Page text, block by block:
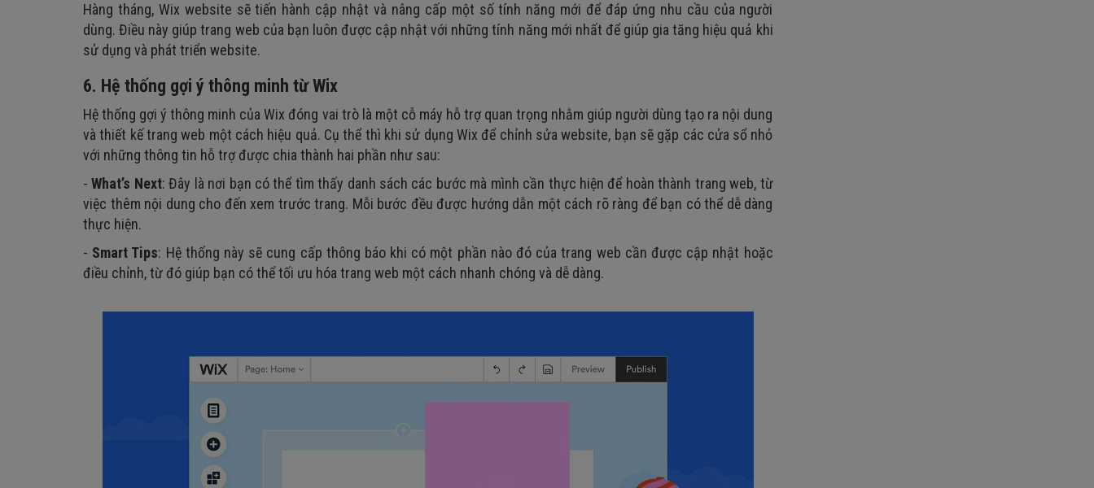
Hàng tháng, Wix website sẽ tiến hành cập nhật và nâng cấp một số tính năng mới để đáp ứng nhu cầu của người
dùng. Điều này giúp trang web của bạn luôn được cập nhật với những tính năng mới nhất để giúp gia tăng hiệu quả khi
sử dụng và phát triển website.
6. Hệ thống gợi ý thông minh từ Wix
Hệ thống gợi ý thông minh của Wix đóng vai trò là một cỗ máy hỗ trợ quan trọng nhằm giúp người dùng tạo ra nội dung
và thiết kế trang web một cách hiệu quả. Cụ thể thì khi sử dụng Wix để chỉnh sửa website, bạn sẽ gặp các cửa sổ nhỏ
với những thông tin hỗ trợ được chia thành hai phần như sau:
-What’s Next: Đây là nơi bạn có thể tìm thấy danh sách các bước mà mình cần thực hiện để hoàn thành trang web, từ
việc thêm nội dung cho đến xem trước trang. Mỗi bước đều được hướng dẫn một cách rõ ràng để bạn có thể dễ dàng
thực hiện.
- Smart Tips: Hệ thống này sẽ cung cấp thông báo khi có một phần nào đó của trang web cần được cập nhật hoặc
điều chỉnh, từ đó giúp bạn có thể tối ưu hóa trang web một cách nhanh chóng và dễ dàng.